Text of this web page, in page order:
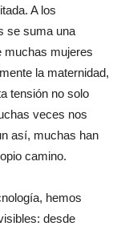
A los
se suma una
muchas mujeres
la maternidad,
tensión no solo
veces nos
así, muchas han
camino.
hemos
desde